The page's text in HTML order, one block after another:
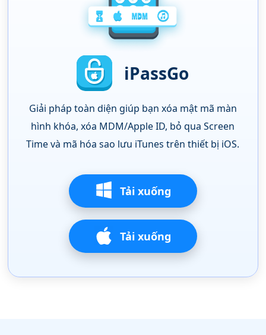
iPassGo
Giải pháp toàn diện giúp bạn xóa mật mã màn
hình khóa, xóa MDM/Apple ID, bỏ qua Screen
Time và mã hóa sao lưu iTunes trên thiết bị iOS.
Tải xuống
Tải xuống